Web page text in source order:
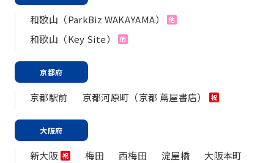
和歌山（ParkBiz WAKAYAMA） 他
和歌山（Key Site） 他
京都府
京都駅前 京都河原町（京都 蔦屋書店） 祝
大阪府
新大阪 祝 梅田 西梅田 淀屋橋
大阪本町